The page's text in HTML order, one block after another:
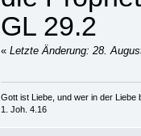
GL 29.2
« Letzte Änderung: 28.
Gott ist Liebe, und wer in der Liebe
1. Joh. 4.16